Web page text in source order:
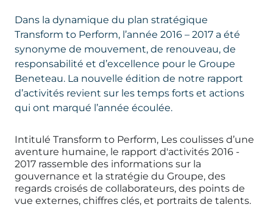
Dans la dynamique du plan stratégique
Transform to Perform, l’année 2016 – 2017 a été
synonyme de mouvement, de renouveau, de
responsabilité et d’excellence pour le Groupe
Beneteau. La nouvelle édition de notre rapport
d’activités revient sur les temps forts et actions
qui ont marqué l’année écoulée.
Intitulé Transform to Perform, Les coulisses d’une
aventure humaine, le rapport d'activités 2016 -
2017 rassemble des informations sur la
gouvernance et la stratégie du Groupe, des
regards croisés de collaborateurs, des points de
vue externes, chiffres clés, et portraits de talents.